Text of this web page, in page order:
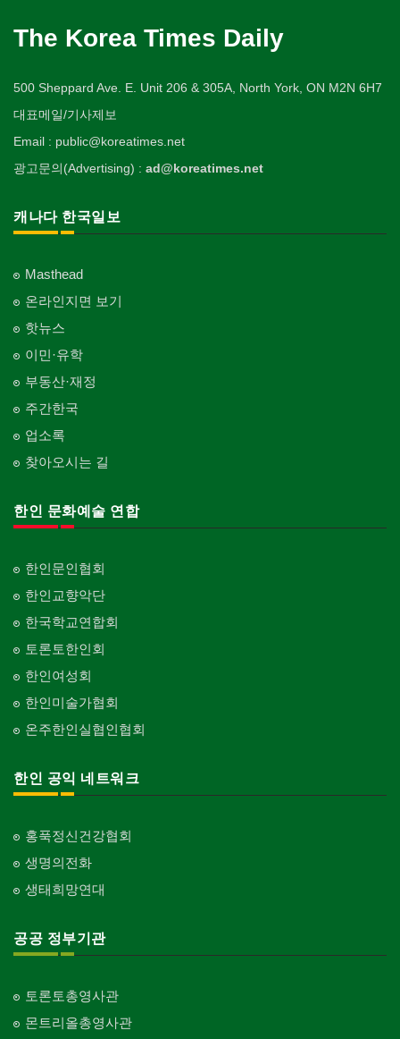
Veterinarian
Ophthalmologist
의사-외과
Surgeon
의사-치과
의사-가정의
의사-기타
의사-정신과
양복점
Tailor
Fashion/Boutique
Blanket
웨딩서비스
자수
개인지도-서예
Private Lesson-Calligraphy
Private Lesson-Art/Photograph
Private Lesson-Ballet/Dance
개인지도-꽃꽂이
개인지도-기타
유아원/데이케어
보석감정사
Gemologist
인쇄
Funeral Home
Employment Agency
Cleaning
카펫 청소
Carpet Cleaning
판촉물
gifts for events
Franchise
해충구제
현금인출기
ATM
Art Gallery/Framing
행사/이벤트
인벤토리
인터넷/소프트웨어 개발
Internet/Software Development
배관/플러밍
스테이징 홈
Staging Home
전기공사/수리
Electric Work
Landscaping/Gardening
창문
Window
Curtain/Carpet
Wall Paper/Paint
가라지/그라지/차고
Garage Door
Engineering
Architectural Designer
건축개발
운동구/스포츠용품
취미/레저
Hobby/Leisure
태권도/무술
Taekwondo/Martial Arts
Spring Water/Water Purifier
Nursing Home
Sauna
Skin Care
화장품
Cosmetics
피트니스/헬스
Fitness
산후조리서비스
Buddhist Temple
한국일보 본사 및 지국
한국정부기관
Korean Governmental Organization
한인회
Korean Cultural Association
Newspaper/TV/Radio
한국기업 현지법인/지사
Korean Enterprises In Canada
동창회-대학교
Alumni University
동창회-중·고등학교
Alumni Middle·High School
단체-협회
단체-스포츠
Organization-Sports
단체-음악/미술
Organization-Music/Art
Organization-Buddhist
Organization-Christianity
교회-장로교회
Church-Presbyterian
Church-United
Church-7th Day Adventist
교회-씨 앤 엠에이
Church-C & MA
Church-Full Gospel
Church-Evangelical
Shoe Repair
ETC
아파트
The Korea Times Daily
500 Sheppard Ave. E. Unit 206 & 305A, North York, ON M2N 6H7
대표메일/기사제보
Email : public@koreatimes.net
광고문의(Advertising) : ad@koreatimes.net
캐나다 한국일보
Masthead
온라인지면 보기
핫뉴스
이민·유학
부동산·재정
주간한국
업소록
찾아오시는 길
한인 문화예술 연합
한인문인협회
한인교향악단
한국학교연합회
토론토한인회
한인여성회
한인미술가협회
온주한인실협인협회
한인 공익 네트워크
홍푹정신건강협회
생명의전화
생태희망연대
공공 정부기관
토론토총영사관
몬트리올총영사관